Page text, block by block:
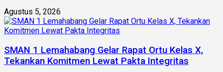
Agustus 5, 2026
SMAN 1 Lemahabang Gelar Rapat Ortu Kelas X,
Tekankan Komitmen Lewat Pakta Integritas